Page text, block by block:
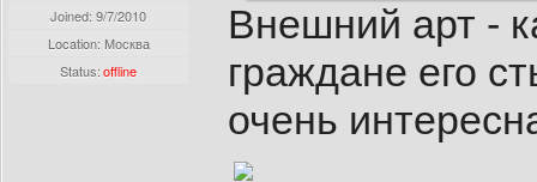
Joined: 9/7/2010
Location: Москва
Status:offline
Внешний арт -
граждане его
очень